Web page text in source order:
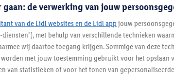
Lidl Nieuwsbrief
Schrijf je in
Informatie
de verwerking van jouw
van de Lidl websites en de Lidl app jouw
met behulp van verschillende technieken
wij daartoe toegang krijgen. Sommige van deze
met jouw toestemming gebruikt voor het opslaan
van statistieken of voor het tonen van